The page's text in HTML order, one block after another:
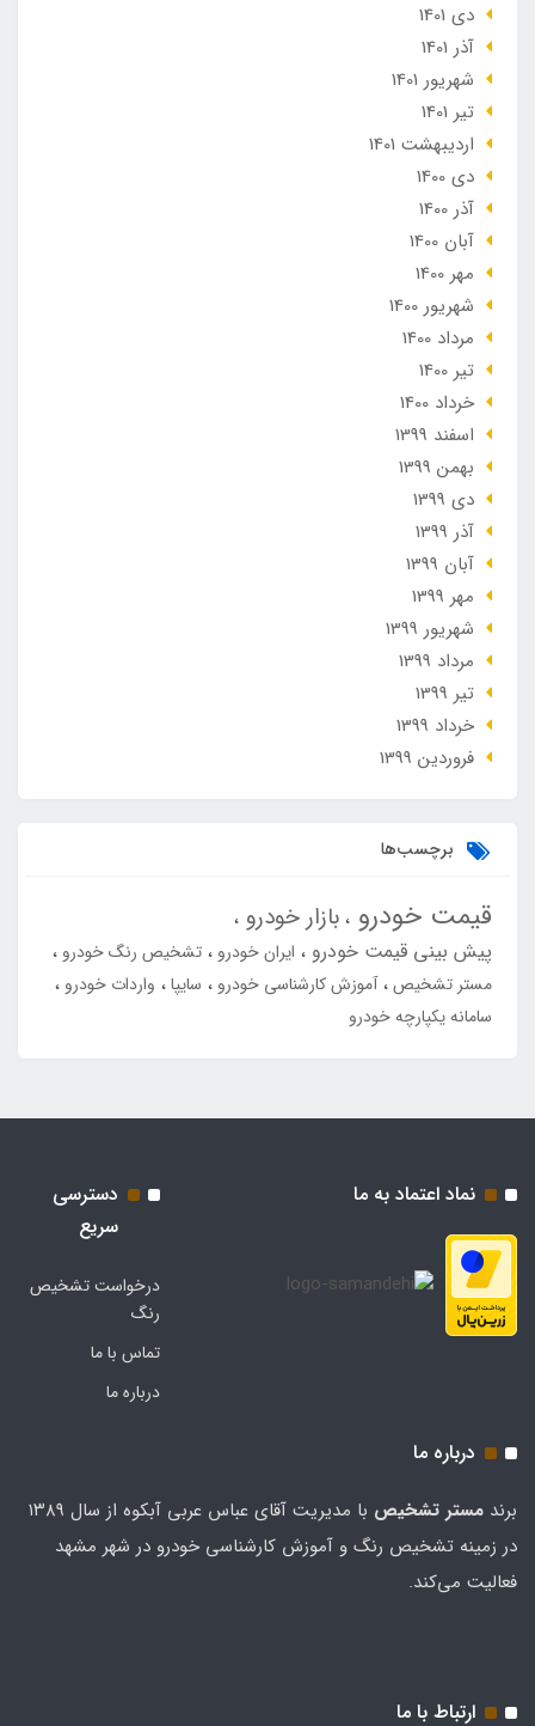
دی 1401
آذر 1401
شهریور 1401
تير 1401
ارديبهشت 1401
دی 1400
آذر 1400
آبان 1400
مهر 1400
شهریور 1400
مرداد 1400
تير 1400
خرداد 1400
اسفند 1399
بهمن 1399
دی 1399
آذر 1399
آبان 1399
مهر 1399
شهریور 1399
مرداد 1399
تير 1399
خرداد 1399
فروردین 1399
برچسب‌ها
قیمت خودرو بازار خودرو
پیش بینی قیمت خودرو ایران خودرو
تشخیص رنگ خودرو
مستر تشخیص آموزش کارشناسی خودرو سایپا
واردات خودرو
سامانه یکپارچه خودرو
نماد اعتماد به ما
دسترسی
سریع
درخواست تشخیص
رنگ
تماس با ما
درباره ما
درباره ما
برند مستر تشخيص
با مدیریت آقای عباس عربی آبکوه از سال ۱۳۸۹
در زمینه تشخیص رنگ و آموزش کارشناسی خودرو در شهر مشهد
فعالیت می‌کند.
ارتباط با ما